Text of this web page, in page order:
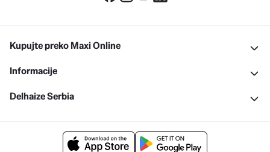
Kupujte preko Maxi Online
Informacije
Delhaize Serbia